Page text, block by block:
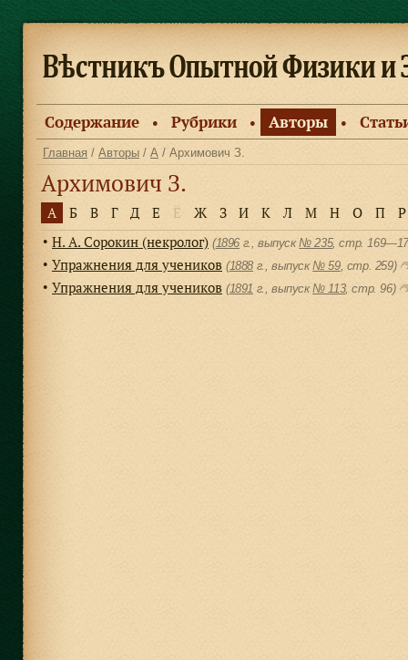
Содержание ● Рубрики ● Авторы ●
Главная / Авторы / А / Архимович З.
Архимович З.
А Б В Г Д Е Ё Ж З И К Л М Н О П Р
● Н. А. Сорокин (некролог) (1896 г., выпуск№ 235, cтр.
● Упражнения для учеников (1888 г., выпуск№ 59, cтр. 259)
● Упражнения для учеников (1891 г., выпуск№ 113, cтр. 96)